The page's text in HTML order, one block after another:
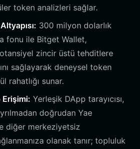
token analizleri sağlar.
300 milyon dolarlık
fonu ile Bitget Wallet,
zincir üstü tehditlere
sağlayarak deneysel token
rahatlığı sunar.
Erişimi: Yerleşik DApp tarayıcısı,
doğrudan Yae
diğer merkeziyetsiz
olanak tanır; topluluk